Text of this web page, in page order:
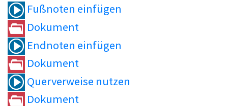
Fußnoten einfügen
Dokument
Endnoten einfügen
Dokument
Querverweise nutzen
Dokument